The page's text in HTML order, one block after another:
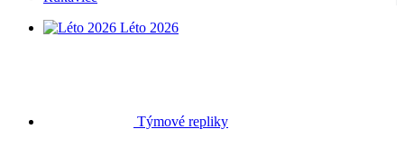
Léto 2026